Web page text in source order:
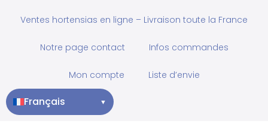
Ventes hortensias en ligne – Livraison toute la France
Notre page contact Infos commandes
Mon compte Liste d’envie
Français ▼